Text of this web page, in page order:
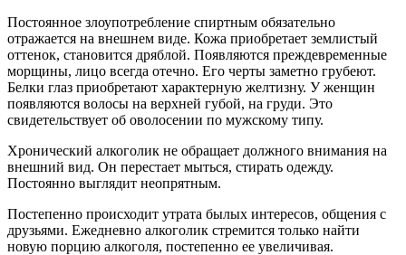
Постоянное злоупотребление спиртным обязательно
отражается на внешнем виде. Кожа приобретает землистый
оттенок, становится дряблой. Появляются преждевременные
морщины, лицо всегда отечно. Его черты заметно грубеют.
Белки глаз приобретают характерную желтизну. У женщин
появляются волосы на верхней губой, на груди. Это
свидетельствует об оволосении по мужскому типу.
Хронический алкоголик не обращает должного внимания на
внешний вид. Он перестает мыться, стирать одежду.
Постоянно выглядит неопрятным.
Постепенно происходит утрата былых интересов, общения с
друзьями. Ежедневно алкоголик стремится только найти
новую порцию алкоголя, постепенно ее увеличивая.